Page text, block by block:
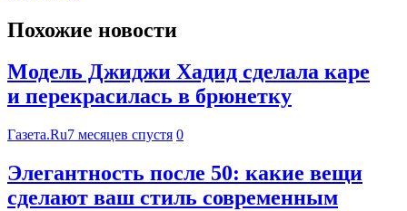
Похожие новости
Модель Джиджи Хадид сделала каре
и перекрасилась в брюнетку
Газета.Ru7 месяцев спустя 0
Элегантность после 50: какие вещи
сделают ваш стиль современным